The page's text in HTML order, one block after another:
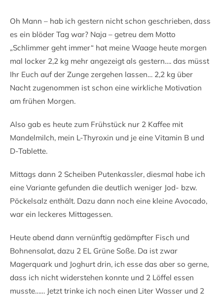
Oh Mann – hab ich gestern nicht schon geschrieben, dass
es ein blöder Tag war? Naja – getreu dem Motto
„Schlimmer geht immer“ hat meine Waage heute morgen
mal locker 2,2 kg mehr angezeigt als gestern…. das müsst
Ihr Euch auf der Zunge zergehen lassen… 2,2 kg über
Nacht zugenommen ist schon eine wirkliche Motivation
am frühen Morgen.
Also gab es heute zum Frühstück nur 2 Kaffee mit
Mandelmilch, mein L-Thyroxin und je eine Vitamin B und
D-Tablette.
Mittags dann 2 Scheiben Putenkassler, diesmal habe ich
eine Variante gefunden die deutlich weniger Jod- bzw.
Pöckelsalz enthält. Dazu dann noch eine kleine Avocado,
war ein leckeres Mittagessen.
Heute abend dann vernünftig gedämpfter Fisch und
Bohnensalat, dazu 2 EL Grüne Soße. Da ist zwar
Magerquark und Joghurt drin, ich esse das aber so gerne,
dass ich nicht widerstehen konnte und 2 Löffel essen
musste…… Jetzt trinke ich noch einen Liter Wasser und 2